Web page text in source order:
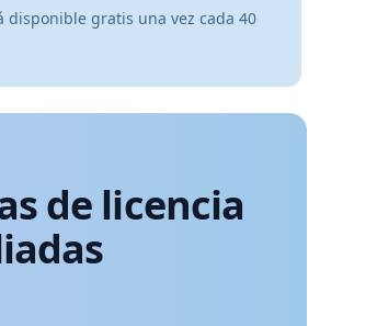
disponible gratis una vez cada 40
de licencia